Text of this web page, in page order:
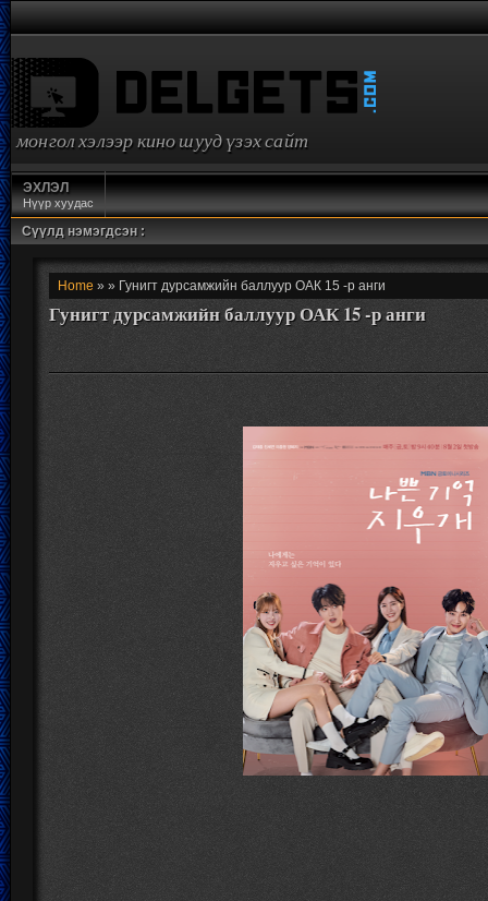
монгол хэлээр кино шууд үзэх сайт
ЭХЛЭЛ
Нүүр хуудас
Сүүлд нэмэгдсэн :
Home » » Гунигт дурсамжийн баллуур ОАК 15 -р анги
Гунигт дурсамжийн баллуур ОАК 15 -р анги